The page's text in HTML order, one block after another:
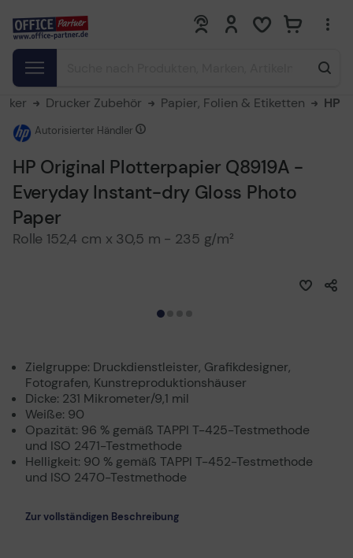
0 0
Drucker Zubehör Papier, Folien & Etiketten HP
HP Original Plotterpapier Q8919A -
Everyday Instant-dry Gloss Photo
Paper
Rolle 152,4 cm x 30,5 m - 235 g/m²
Autorisierter Händler
Zielgruppe: Druckdienstleister, Grafikdesigner,
Fotografen, Kunstreproduktionshäuser
Dicke: 231 Mikrometer/9,1 mil
Weiße: 90
Opazität: 96 % gemäß TAPPI T-425-Testmethode
und ISO 2471-Testmethode
Helligkeit: 90 % gemäß TAPPI T-452-Testmethode
und ISO 2470-Testmethode
Zur vollständigen Beschreibung